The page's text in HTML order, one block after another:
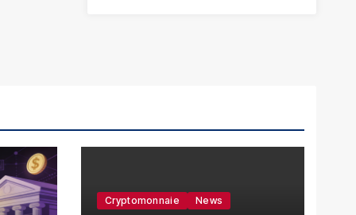
Cryptomonnaie News